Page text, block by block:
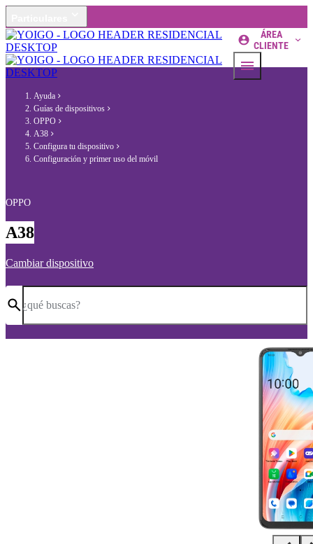
ÁREA
CLIENTE
Ayuda
Guías de dispositivos
OPPO
A38
Configura tu dispositivo
Configuración y primer uso del móvil
OPPO
A38
Cambiar dispositivo
¿qué buscas?